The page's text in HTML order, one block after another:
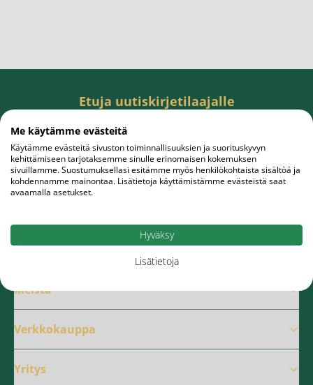
Etuja uutiskirjetilaajalle
ensiostokseesi.
Meistä
Verkkokauppa
Yritys
Me käytämme evästeitä
Käytämme evästeitä sivuston toiminnallisuuksien ja suorituskyvyn
kehittämiseen tarjotaksemme sinulle erinomaisen kokemuksen
sivuillamme. Suostumuksellasi esitämme myös henkilökohtaista sisältöä ja
kohdennamme mainontaa. Lisätietoja käyttämistämme evästeistä saat
avaamalla asetukset.
Hyväksy
Lisätietoja